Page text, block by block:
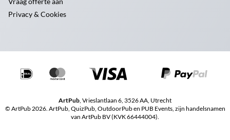
Privacy & Cookies
ArtPub, Vrieslantlaan 6, 3526 AA, Utrecht
© ArtPub 2026. ArtPub, QuizPub, OutdoorPub en PUB Events, zijn handelsnamen
van ArtPub BV (KVK 66444004).